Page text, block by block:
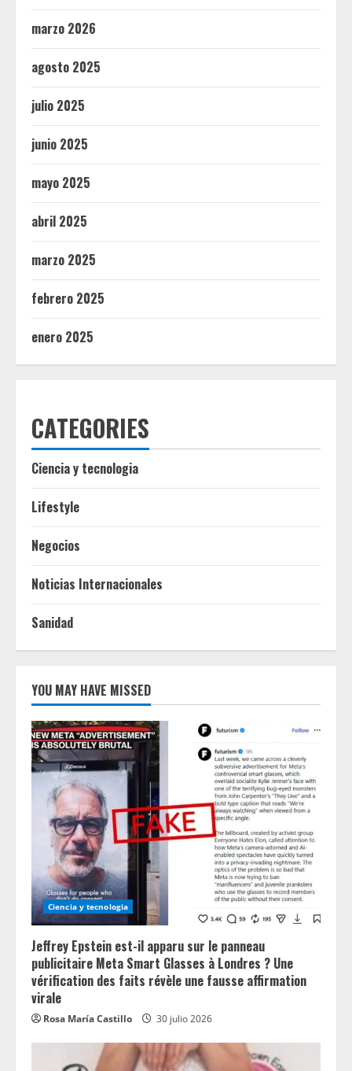
marzo 2026
agosto 2025
julio 2025
junio 2025
mayo 2025
abril 2025
marzo 2025
febrero 2025
enero 2025
CATEGORIES
Ciencia y tecnologia
Lifestyle
Negocios
Noticias Internacionales
Sanidad
YOU MAY HAVE MISSED
Ciencia y tecnologia
Jeffrey Epstein est-il apparu sur le panneau
publicitaire Meta Smart Glasses à Londres ? Une
vérification des faits révèle une fausse affirmation
virale
Rosa María Castillo 30 julio 2026